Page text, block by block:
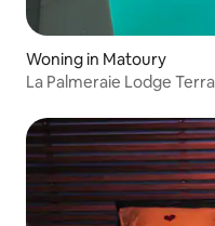
Woning in Matoury
La Palmeraie Lodge